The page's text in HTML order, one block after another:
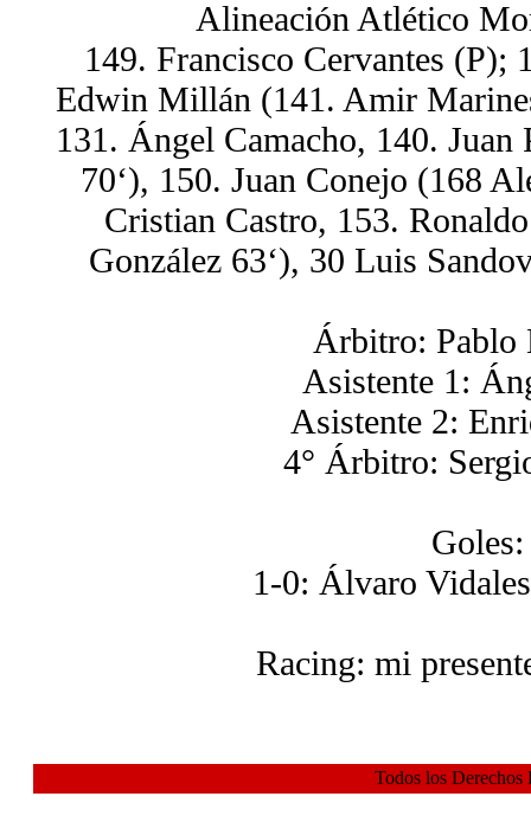
Alineación Atlético
149. Francisco Cervantes (P);
Edwin Millán (141. Amir
131. Ángel Camacho, 140. Juan
70‘), 150. Juan Conejo (168
Cristian Castro, 153.
González 63‘), 30 Luis
Árbitro: Pablo
Asistente 1:
Asistente 2:
4° Árbitro:
Goles:
1-0: Álvaro
Racing: mi
Todos los Derechos